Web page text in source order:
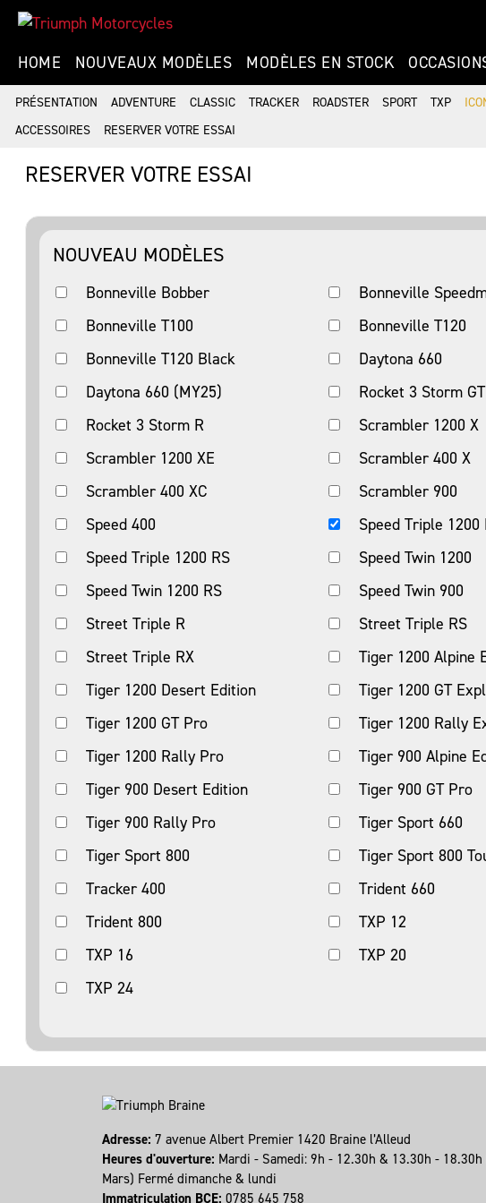
HOME NOUVEAUX MODÈLES MODÈLES EN STOCK
PRÉSENTATION ADVENTURE CLASSIC TRACKER ROADSTER SPORT TXP
ACCESSOIRES
RESERVER VOTRE ESSAI
RESERVER VOTRE ESSAI
NOUVEAU MODÈLES
Bonneville Bobber
Bonneville
Bonneville T100
Bonneville T120
Bonneville T120 Black
Daytona 660
Daytona 660 (MY25)
Rocket 3 Storm GT
Rocket 3 Storm R
Scrambler 1200 X
Scrambler 1200 XE
Scrambler 400 X
Scrambler 400 XC
Scrambler 900
Speed 400
Speed Triple 1200
Speed Triple 1200 RS
Speed Twin 1200
Speed Twin 1200 RS
Speed Twin 900
Street Triple R
Street Triple RS
Street Triple RX
Tiger 1200 Alpine
Tiger 1200 Desert Edition
Tiger 1200 GT
Tiger 1200 GT Pro
Tiger 1200 Rally
Tiger 1200 Rally Pro
Tiger 900 Alpine
Tiger 900 Desert Edition
Tiger 900 GT Pro
Tiger 900 Rally Pro
Tiger Sport 660
Tiger Sport 800
Tiger Sport 800
Tracker 400
Trident 660
Trident 800
TXP 12
TXP 16
TXP 20
TXP 24
Adresse: 7 avenue Albert Premier 1420 Braine l’Alleud
Heures d'ouverture: Mardi - Samedi: 9h - 12.30h & 13.30h - 18.30h
Mars) Fermé dimanche & lundi
Immatriculation BCE: 0785 645 758